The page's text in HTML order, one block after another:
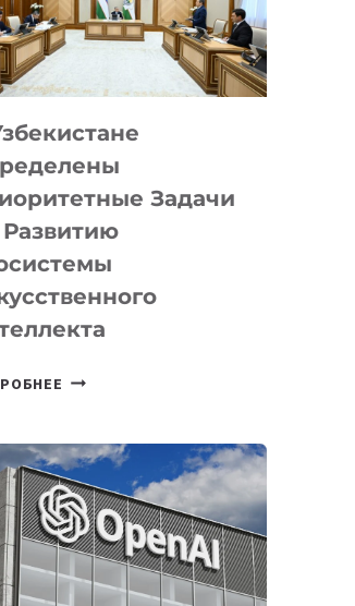
Задачи
В
ПРИОРИТЕТНЫЕ
ЗАДАЧИ
ПО
РАЗВИТИЮ
ЭКОСИСТЕМЫ
ИСКУССТВЕННОГО